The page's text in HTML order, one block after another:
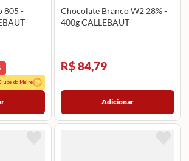
805 -
da Meire
Chocolate Branco W2 28% -
400g CALLEBAUT
R$ 84,79
Adicionar